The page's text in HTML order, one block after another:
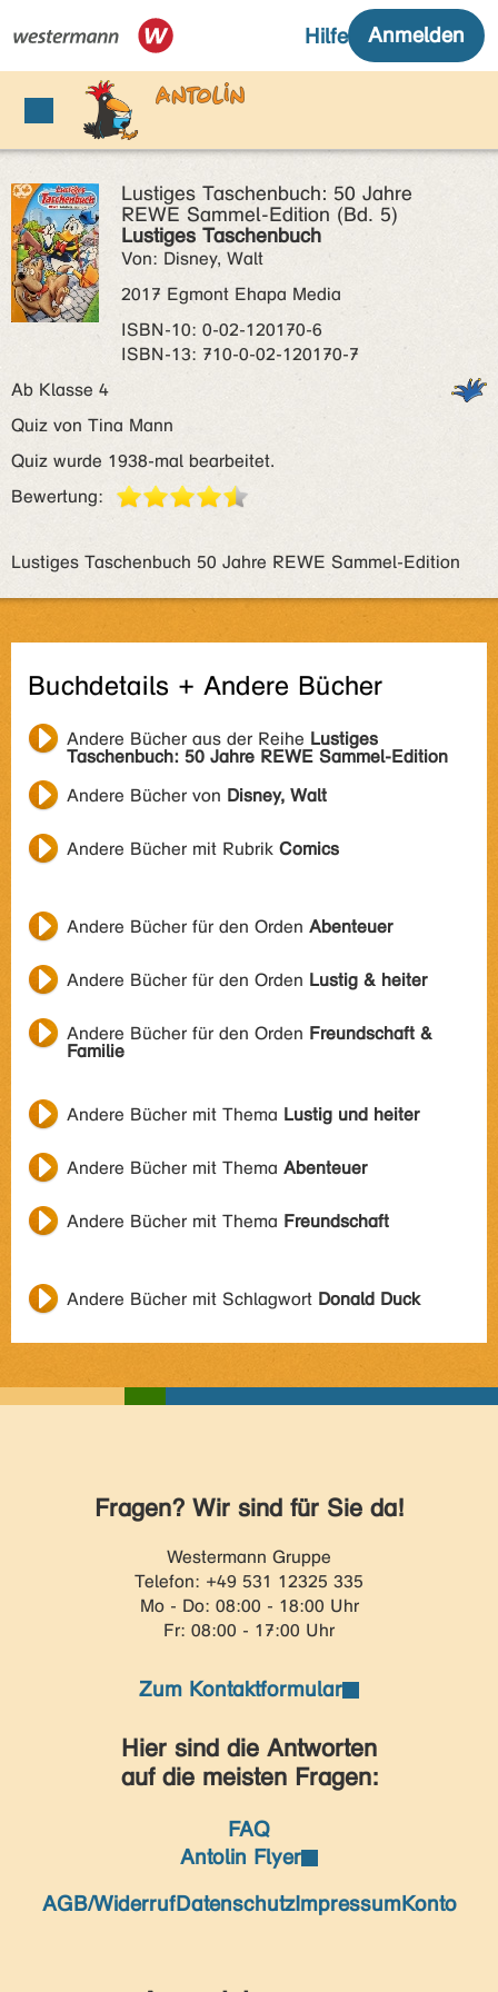
Lustiges Taschenbuch: 50 Jahre
REWE Sammel-Edition (Bd. 5)
Lustiges Taschenbuch
Von: Disney, Walt
2017 Egmont Ehapa Media
ISBN‑10: 0-02-120170-6
ISBN‑13: 710-0-02-120170-7
Ab Klasse 4
Quiz von Tina Mann
Quiz wurde 1938-mal bearbeitet.
Bewertung:
Lustiges Taschenbuch 50 Jahre REWE Sammel-Edition
Buchdetails + Andere Bücher
Andere Bücher aus der Reihe Lustiges
Taschenbuch: 50 Jahre REWE Sammel-Edition
Andere Bücher von Disney, Walt
Andere Bücher mit Rubrik Comics
Andere Bücher für den Orden Abenteuer
Andere Bücher für den Orden Lustig & heiter
Andere Bücher für den Orden Freundschaft &
Familie
Andere Bücher mit Thema Lustig und heiter
Andere Bücher mit Thema Abenteuer
Andere Bücher mit Thema Freundschaft
Andere Bücher mit Schlagwort Donald Duck